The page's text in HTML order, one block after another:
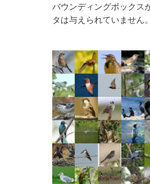
バウンディングボックス
タは与えられていません。